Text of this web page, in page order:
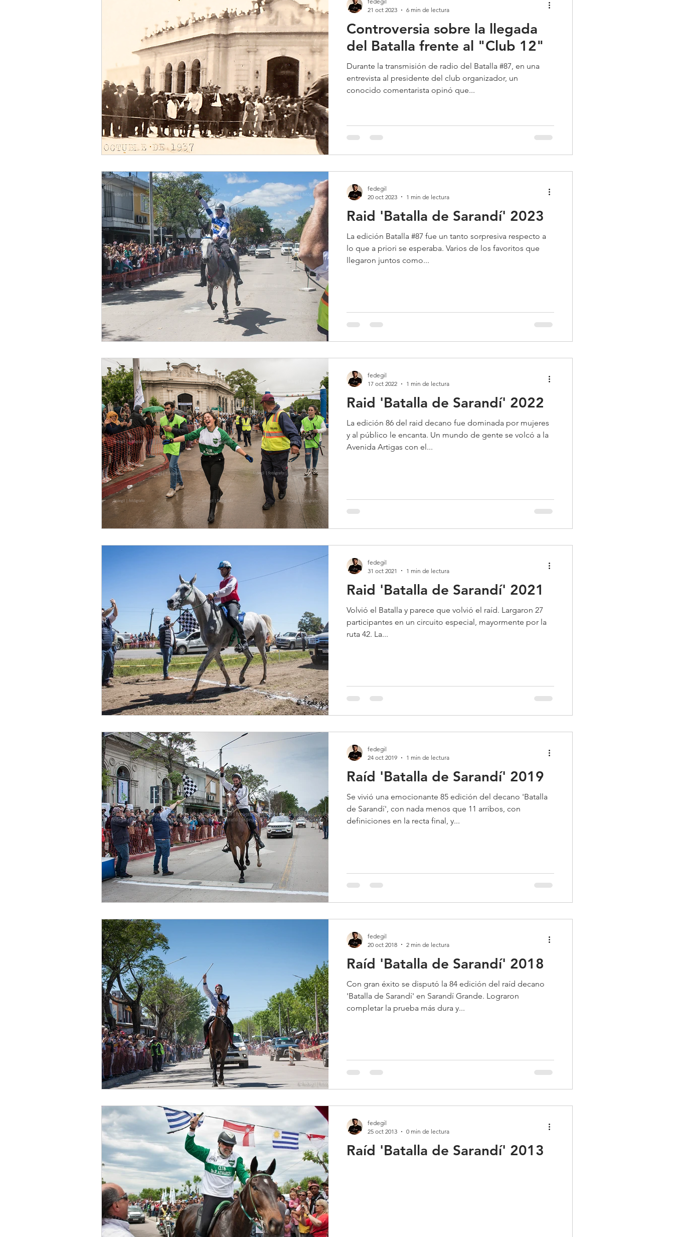
Controversia sobre la llegada
del Batalla frente al "Club 12"
Durante la transmisión de radio del Batalla #87, en una
entrevista al presidente del club organizador, un
conocido comentarista opinó que...
21 oct 2023
6 min de lectura
Raid 'Batalla de Sarandí' 2023
La edición Batalla #87 fue un tanto sorpresiva respecto a
lo que a priori se esperaba. Varios de los favoritos que
llegaron juntos como...
fedegil
20 oct 2023
1 min de lectura
Raid 'Batalla de Sarandí' 2022
La edición 86 del raid decano fue dominada por mujeres
y al público le encanta. Un mundo de gente se volcó a la
Avenida Artigas con el...
fedegil
17 oct 2022
1 min de lectura
Raid 'Batalla de Sarandí' 2021
Volvió el Batalla y parece que volvió el raíd. Largaron 27
participantes en un circuito especial, mayormente por la
ruta 42. La...
fedegil
31 oct 2021
1 min de lectura
Raíd 'Batalla de Sarandí' 2019
Se vivió una emocionante 85 edición del decano 'Batalla
de Sarandí', con nada menos que 11 arribos, con
definiciones en la recta final, y...
fedegil
24 oct 2019
1 min de lectura
Raíd 'Batalla de Sarandí' 2018
Con gran éxito se disputó la 84 edición del raíd decano
'Batalla de Sarandí' en Sarandí Grande. Lograron
completar la prueba más dura y...
fedegil
20 oct 2018
2 min de lectura
Raíd 'Batalla de Sarandí' 2013
fedegil
25 oct 2013
0 min de lectura